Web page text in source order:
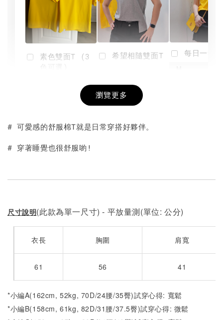
素色雙面T (3
+
希望相隨雙面T
NT$ 190
-
每日一笑
瀏覽更多
# 可愛感的舒服棉T就是日常穿搭好夥伴。
# 穿著睡覺也很舒服喲!
尺寸說明(此款為單一尺寸) - 平放量測(單位: 公分)
衣長 胸圍 肩寬
61 56 41
*小編A(162cm, 52kg, 70D/24腰/35臀)試穿心得: 寬鬆
*小編B(158cm, 61kg, 82D/31腰/37.5臀)試穿心得: 微鬆